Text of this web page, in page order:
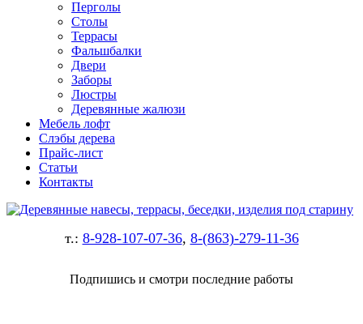
Перголы
Столы
Террасы
Фальшбалки
Двери
Заборы
Люстры
Деревянные жалюзи
Мебель лофт
Слэбы дерева
Прайс-лист
Статьи
Контакты
т.: 8-928-107-07-36, 8-(863)-279-11-36
Подпишись и смотри последние работы